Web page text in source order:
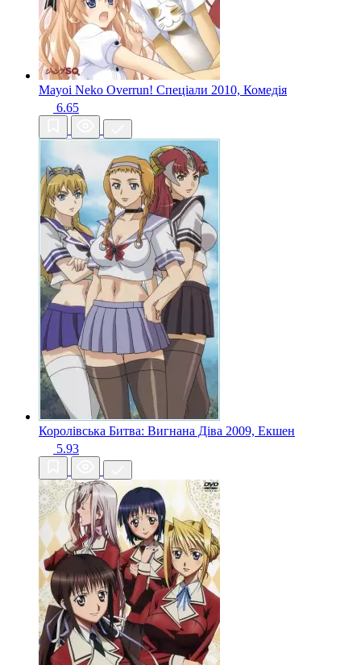
Mayoi Neko Overrun! Спеціали 2010, Комедія
6.65
Королівська Битва: Вигнана Діва 2009, Екшен
5.93